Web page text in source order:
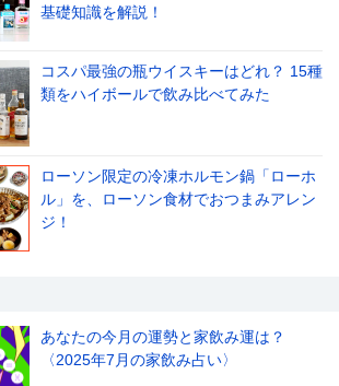
基礎知識を解説！
コスパ最強の瓶ウイスキーはどれ？ 15種
類をハイボールで飲み比べてみた
ローソン限定の冷凍ホルモン鍋「ローホ
ル」を、ローソン食材でおつまみアレン
ジ！
あなたの今月の運勢と家飲み運は？
〈2025年7月の家飲み占い〉